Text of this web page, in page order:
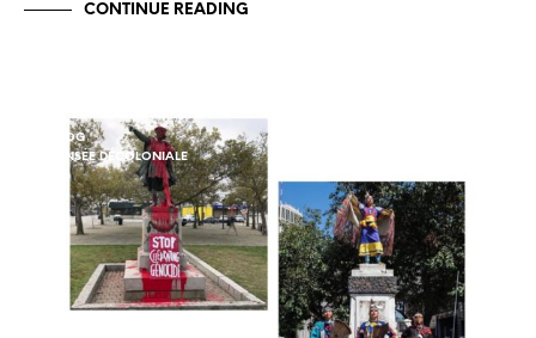
CONTINUE READING
BLOG
PENSÉE DÉCOLONIALE